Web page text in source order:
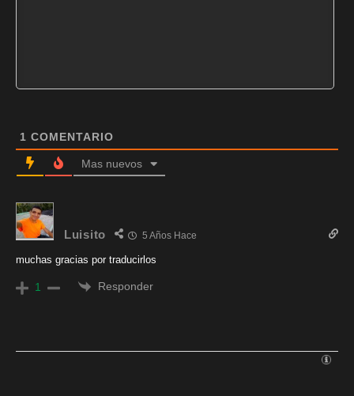
1 COMENTARIO
Mas nuevos
Luisito 5 Años Hace
muchas gracias por traducirlos
1 Responder